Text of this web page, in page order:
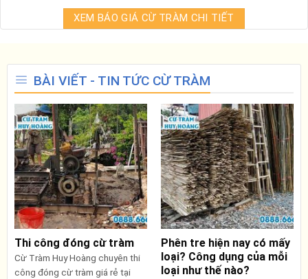
XEM BÁO GIÁ CỪ TRÀM CHI TIẾT
BÀI VIẾT - TIN TỨC CỪ TRÀM
Thi công đóng cừ tràm
Cừ Tràm Huy Hoàng chuyên thi
công đóng cừ tràm giá rẻ tại
Phên tre hiện nay có mấy
loại? Công dụng của mỗi
loại như thế nào?